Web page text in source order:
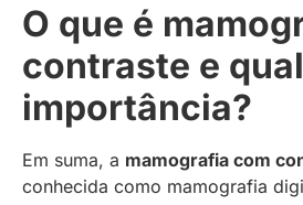
O que é
contraste e
importância?
Em suma, a mamografia com
conhecida como mamografia